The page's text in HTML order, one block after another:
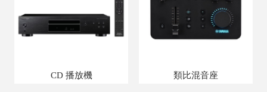
CD 播放機 類比混音座